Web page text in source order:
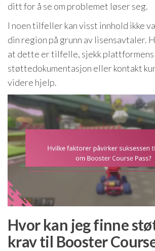
ditt for å se om problemet løser seg.
I noen tilfeller kan visst innhold ikke
din region på grunn av lisensavtaler.
at dette er tilfelle, sjekk plattformens
støttedokumentasjon eller kontakt
videre hjelp.
Hvor kan jeg finne
krav til Booster